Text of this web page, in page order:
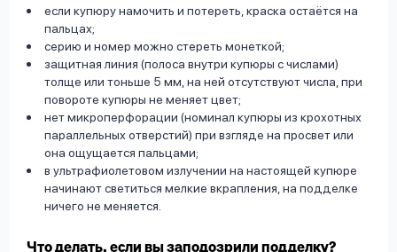
если купюру намочить и потереть, краска остаётся на
пальцах;
серию и номер можно стереть монеткой;
защитная линия (полоса внутри купюры с числами)
толще или тоньше 5 мм, на ней отсутствуют числа, при
повороте купюры не меняет цвет;
нет микроперфорации (номинал купюры из крохотных
параллельных отверстий) при взгляде на просвет или
она ощущается пальцами;
в ультрафиолетовом излучении на настоящей купюре
начинают светиться мелкие вкрапления, на подделке
ничего не меняется.
Что делать, если вы заподозрили подделку?